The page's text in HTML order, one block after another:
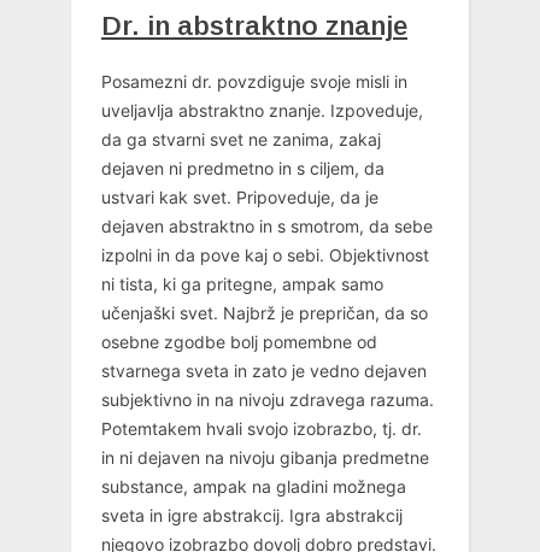
Dr. in abstraktno znanje
Posamezni dr. povzdiguje svoje misli in
uveljavlja abstraktno znanje. Izpoveduje,
da ga stvarni svet ne zanima, zakaj
dejaven ni predmetno in s ciljem, da
ustvari kak svet. Pripoveduje, da je
dejaven abstraktno in s smotrom, da sebe
izpolni in da pove kaj o sebi. Objektivnost
ni tista, ki ga pritegne, ampak samo
učenjaški svet. Najbrž je prepričan, da so
osebne zgodbe bolj pomembne od
stvarnega sveta in zato je vedno dejaven
subjektivno in na nivoju zdravega razuma.
Potemtakem hvali svojo izobrazbo, tj. dr.
in ni dejaven na nivoju gibanja predmetne
substance, ampak na gladini možnega
sveta in igre abstrakcij. Igra abstrakcij
njegovo izobrazbo dovolj dobro predstavi.